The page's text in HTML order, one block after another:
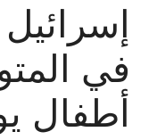
في
أطفال